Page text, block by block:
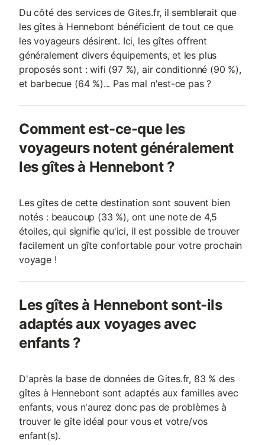
Du côté des services de Gites.fr, il semblerait que
les gîtes à Hennebont bénéficient de tout ce que
les voyageurs désirent. Ici, les gîtes offrent
généralement divers équipements, et les plus
proposés sont : wifi (97 %), air conditionné (90 %),
et barbecue (64 %)... Pas mal n'est-ce pas ?
Comment est-ce-que les
voyageurs notent généralement
les gîtes à Hennebont ?
Les gîtes de cette destination sont souvent bien
notés : beaucoup (33 %), ont une note de 4,5
étoiles, qui signifie qu'ici, il est possible de trouver
facilement un gîte confortable pour votre prochain
voyage !
Les gîtes à Hennebont sont-ils
adaptés aux voyages avec
enfants ?
D'après la base de données de Gites.fr, 83 % des
gîtes à Hennebont sont adaptés aux familles avec
enfants, vous n'aurez donc pas de problèmes à
trouver le gîte idéal pour vous et votre/vos
enfant(s).